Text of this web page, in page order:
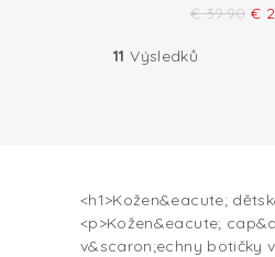
€ 39.90 €
11 Výsledků
<h1>Kožen&eacute;
<p>Kožen&eacute;
v&scaron;echny botičky